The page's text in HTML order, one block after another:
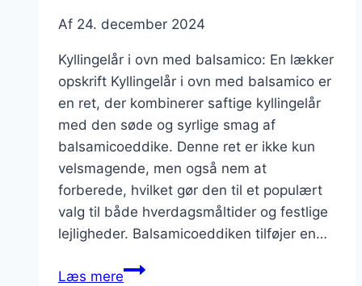
Af 24. december 2024
Kyllingelår i ovn med balsamico: En lækker
opskrift Kyllingelår i ovn med balsamico er
en ret, der kombinerer saftige kyllingelår
med den søde og syrlige smag af
balsamicoeddike. Denne ret er ikke kun
velsmagende, men også nem at
forberede, hvilket gør den til et populært
valg til både hverdagsmåltider og festlige
lejligheder. Balsamicoeddiken tilføjer en…
Læs mereKyllingelår